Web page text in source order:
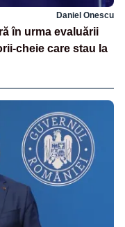
Daniel Onescu
în urma evaluării
cheie care stau la